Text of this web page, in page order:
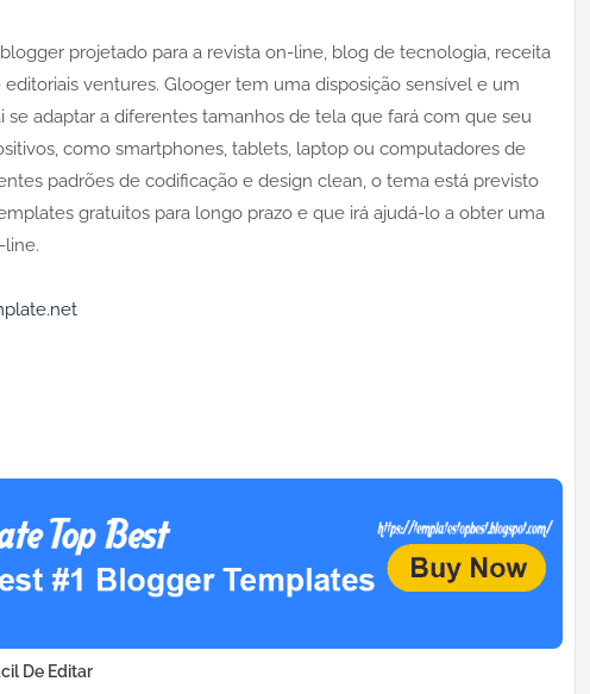
projetado para a revista on-line, blog de ​​tecnologia, receita
ventures. Glooger tem uma disposição sensível e um
adaptar a diferentes tamanhos de tela que fará com que seu
como smartphones, tablets, laptop ou computadores de
padrões de codificação e design clean, o tema está previsto
gratuitos para longo prazo e que irá ajudá-lo a obter uma
line.
De Editar